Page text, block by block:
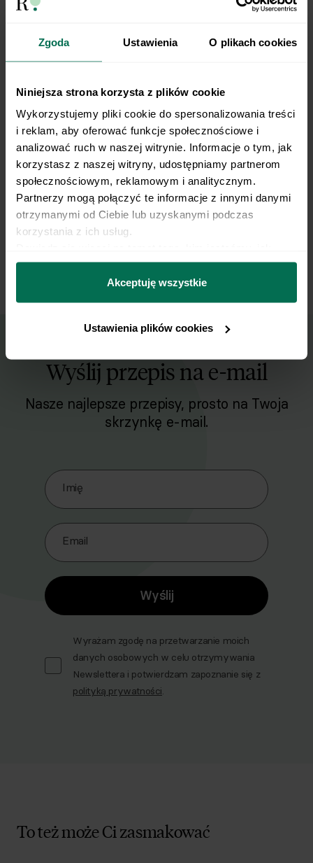
Zgoda Ustawienia O plikach cookies
Niniejsza strona korzysta z plików cookie
Wykorzystujemy pliki cookie do spersonalizowania treści
i reklam, aby oferować funkcje społecznościowe i
analizować ruch w naszej witrynie. Informacje o tym, jak
korzystasz z naszej witryny, udostępniamy partnerom
społecznościowym, reklamowym i analitycznym.
Partnerzy mogą połączyć te informacje z innymi danymi
otrzymanymi od Ciebie lub uzyskanymi podczas
korzystania z ich usług.
można się z nami skontaktować i w jaki sposób
przetwarzamy dane osobowe w ramach
prywatności.
Akceptuję wszystkie
Ustawienia plików cookies
doprawić solą i pieprzem wedle uznania.
5
Ugotowane buraki i jabłko ścieramy na tarce o
ugotowane, jeśli używamy surowych buraków,
miękkości.
6
Por drobno siekamy i dodajemy do surówki.
Całość doprawiamy solą, pieprzem, sokiem z
cytryny i erytrolem według własnego smaku.
7
Na talerzu układamy kaszę, mięso z sosem i
pietruszki.
Wyślij przepis na e-mail
Nasze najlepsze przepisy, prosto na Twoja
skrzynkę e-mail.
Zapisz się do naszego Newslettera
Imię
Email
Wyślij
Wyrażam zgodę na przetwarzanie moich
danych osobowych w celu otrzymywania
Newslettera i potwierdzam zapoznanie się z
polityką prywatności.
To też może Ci zasmakować